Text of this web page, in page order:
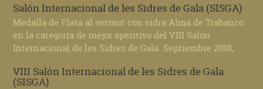
Salón Internacional de les Sidres de Gala (SISGA)
Medalla de Plata al vermut con sidra Alma de Trabanco
en la categoría de mejor aperitivo del VIII Salón
Internacional de les Sidres de Gala. Septiembre 2018,
VIII Salón Internacional de les Sidres de Gala
(SISGA)